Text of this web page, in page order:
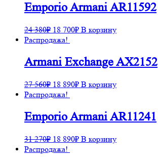
Emporio Armani AR11592
24 380₽ 18 700₽ В корзину
Распродажа!
Armani Exchange AX2152
27 560₽ 18 890₽ В корзину
Распродажа!
Emporio Armani AR11241
31 270₽ 18 890₽ В корзину
Распродажа!